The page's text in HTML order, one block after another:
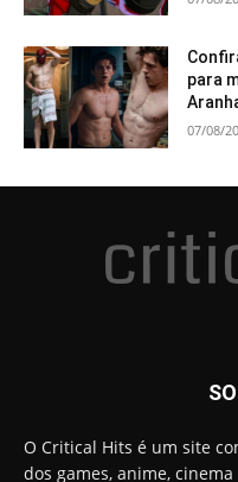
para
07/08/
O Critical Hits é um site
dos games, anime,